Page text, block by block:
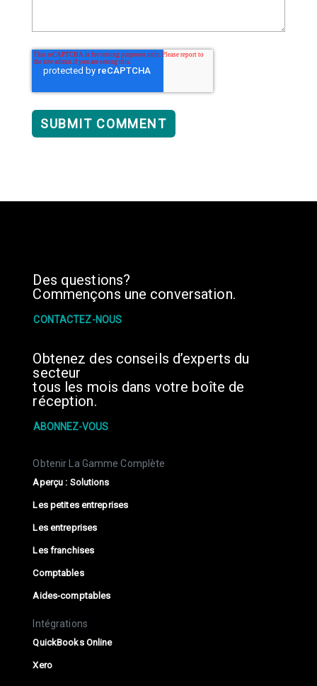
Des questions?
Commençons une conversation.
CONTACTEZ-NOUS
Obtenez des conseils d’experts du
secteur
tous les mois dans votre boîte de
réception.
ABONNEZ-VOUS
Obtenir La Gamme Complète
Aperçu : Solutions
Les petites entreprises
Les entreprises
Les franchises
Comptables
Aides-comptables
Intégrations
QuickBooks Online
Xero